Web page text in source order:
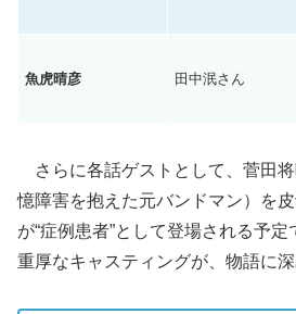
魚虎晴彦 田中泯さん
さらに各話ゲストとして、菅田
憶障害を抱えた元バンドマン）を
が“症例患者”として登場される予
重厚なキャスティングが、物語に